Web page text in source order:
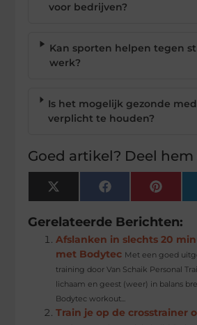
voor bedrijven?
Kan sporten helpen tegen
werk?
Is het mogelijk gezonde
verplicht te houden?
Goed artikel? Deel
X
(Twitter)
Facebook
Gerelateerde Berichten:
Afslanken in slechts 20
met Bodytec Met een goed
training door Van Schaik Personal
lichaam en geest (weer) in balans
Bodytec workout...
Train je op de crosstrainer